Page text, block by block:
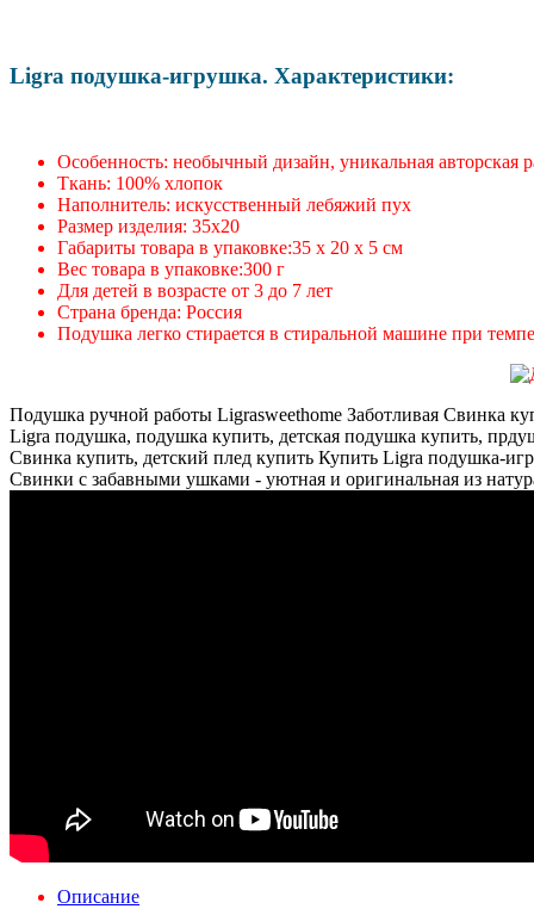
Ligra подушка-игрушка. Характеристики:
Особенность: необычный дизайн, уникальная авторская
Ткань: 100% хлопок
Наполнитель: искусственный лебяжий пух
Размер изделия: 35х20
Габариты товара в упаковке:35 x 20 x 5 см
Вес товара в упаковке:300 г
Для детей в возрасте от 3 до 7 лет
Страна бренда: Россия
Подушка легко стирается в стиральной машине при
Подушка ручной работы Ligrasweethome Заботливая Свинка
Ligra подушка, подушка купить, детская подушка купить,
Свинка купить, детский плед купить Купить Ligra подушка-
Свинки с забавными ушками - уютная и оригинальная из
Описание